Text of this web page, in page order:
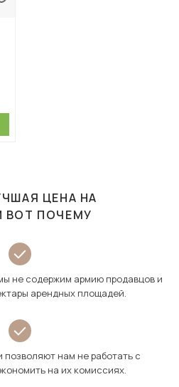
ЦЕНА НА
ВОТ ПОЧЕМУ
не содержим армию продавцов и
арендных площадей.
нам не работать с
на их комиссиях.